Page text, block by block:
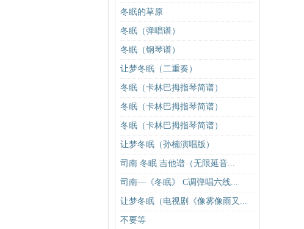
冬眠的草原
冬眠（弹唱谱）
冬眠（钢琴谱）
让梦冬眠（二重奏）
冬眠（卡林巴拇指琴简谱）
冬眠（卡林巴拇指琴简谱）
冬眠（卡林巴拇指琴简谱）
让梦冬眠（孙楠演唱版）
司南 冬眠 吉他谱（无限延音...
司南—《冬眠》 C调弹唱六线...
让梦冬眠（电视剧《像雾像雨又...
不要等